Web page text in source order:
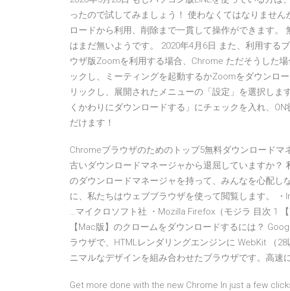
ったので試してみましょう！ 使わなくてはなりませ
ロードから利用、削除まで一貫して操作ができます。
はまだ無いようです。 2020年4月6日 また、利用する
ウザ版Zoomを利用する場合、Chrome ただそうした
ックし、ミーティングを起動するかZoomをダウンロ
リックし、展開されたメニューの「設定」を選択し
くかわりにダウンロードする」にチェックを入れ、
だけます！
Chromeブラウザのためのトップ5無料ダウンロード
古いダウンロードマネージャから退屈していますか
のダウンロードマネージャを持って、みんなを心配
に、私たちはウェブブラウザを使って閲覧します。
…マイクロソフト社 ・Mozilla Firefox（モジラ 目次 1
【Mac版】のクロームをダウンロードするには？
ラウザで、HTMLレンダリングエンジンに WebKit （
ニマルなデザインを組み合わせたブラウザです。高速
Get more done with the new Chrome In just a few